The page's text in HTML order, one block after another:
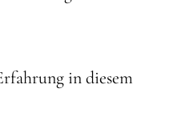
in diesem